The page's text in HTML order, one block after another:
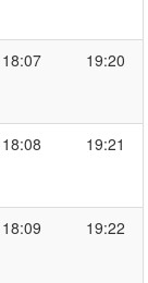
18:07 19:20
18:08 19:21
18:09 19:22